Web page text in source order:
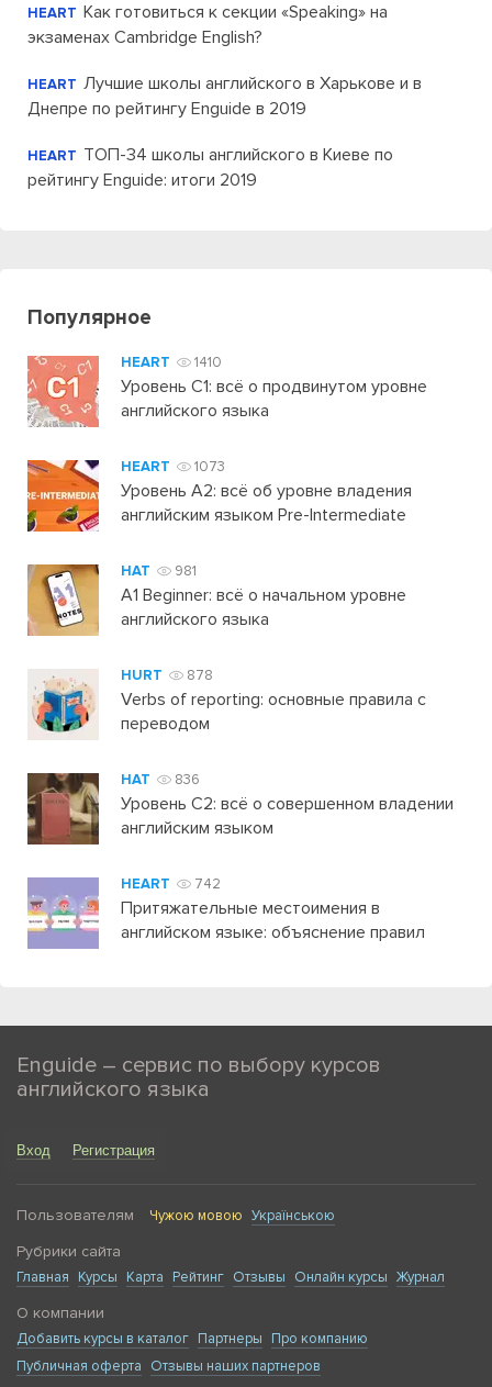
HEART Как готовиться к секции «Speaking» на
экзаменах Cambridge English?
HEART Лучшие школы английского в Харькове и в
Днепре по рейтингу Enguide в 2019
HEART ТОП-34 школы английского в Киеве по
рейтингу Enguide: итоги 2019
Популярное
HEART 1410
Уровень C1: всё о продвинутом уровне
английского языка
HEART 1073
Уровень А2: всё об уровне владения
английским языком Pre-Intermediate
HAT 981
A1 Beginner: всё о начальном уровне
английского языка
HURT 878
Verbs of reporting: основные правила с
переводом
HAT 836
Уровень C2: всё о совершенном владении
английским языком
HEART 742
Притяжательные местоимения в
английском языке: объяснение правил
Enguide – сервис по выбору курсов
английского языка
Вход Регистрация
Пользователям Чужою мовою Українською
Рубрики сайта
Главная Курсы Карта Рейтинг Отзывы Онлайн курсы Журнал
О компании
Добавить курсы в каталог Партнеры
Про компанию
Публичная оферта
Отзывы наших партнеров